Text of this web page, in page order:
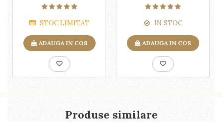
STOC LIMITAT
ADAUGA IN COS
IN STOC
ADAUGA IN COS
Produse similare